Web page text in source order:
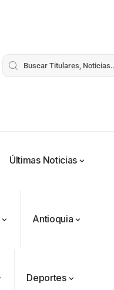
Últimas Noticias
Antioquia
Deportes